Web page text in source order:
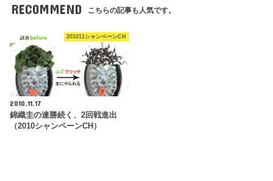
RECOMMEND こちらの記事も人気です。
201011シャンペーンCH
2010.11.17
錦織圭の連勝続く、2回戦進出
（2010シャンペーンCH）